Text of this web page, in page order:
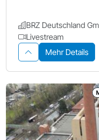
BRZ Deutschland
Livestream
Mehr Details